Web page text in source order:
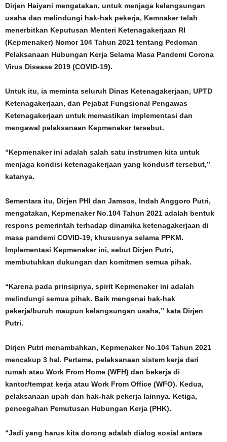
Dirjen Haiyani mengatakan, untuk menjaga kelangsungan
usaha dan melindungi hak-hak pekerja, Kemnaker telah
menerbitkan Keputusan Menteri Ketenagakerjaan RI
(Kepmenaker) Nomor 104 Tahun 2021 tentang Pedoman
Pelaksanaan Hubungan Kerja Selama Masa Pandemi Corona
Virus Disease 2019 (COVID-19).
Untuk itu, ia meminta seluruh Dinas Ketenagakerjaan, UPTD
Ketenagakerjaan, dan Pejabat Fungsional Pengawas
Ketenagakerjaan untuk memastikan implementasi dan
mengawal pelaksanaan Kepmenaker tersebut.
“Kepmenaker ini adalah salah satu instrumen kita untuk
menjaga kondisi ketenagakerjaan yang kondusif tersebut,”
katanya.
Sementara itu, Dirjen PHI dan Jamsos, Indah Anggoro Putri,
mengatakan, Kepmenaker No.104 Tahun 2021 adalah bentuk
respons pemerintah terhadap dinamika ketenagakerjaan di
masa pandemi COVID-19, khususnya selama PPKM.
Implementasi Kepmenaker ini, sebut Dirjen Putri,
membutuhkan dukungan dan komitmen semua pihak.
“Karena pada prinsipnya, spirit Kepmenaker ini adalah
melindungi semua pihak. Baik mengenai hak-hak
pekerja/buruh maupun kelangsungan usaha,” kata Dirjen
Putri.
Dirjen Putri menambahkan, Kepmenaker No.104 Tahun 2021
mencakup 3 hal. Pertama, pelaksanaan sistem kerja dari
rumah atau Work From Home (WFH) dan bekerja di
kantor/tempat kerja atau Work From Office (WFO). Kedua,
pelaksanaan upah dan hak-hak pekerja lainnya. Ketiga,
pencegahan Pemutusan Hubungan Kerja (PHK).
“Jadi yang harus kita dorong adalah dialog sosial antara